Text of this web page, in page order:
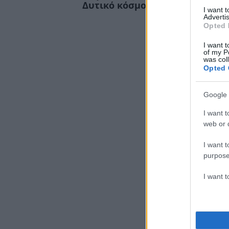
I want
Opted
I want
of my
was
Opted
Google
I want
web or
I want
I want
Δυτικό κόσμο
ΔΙΑΦΗΜΙΣΗ